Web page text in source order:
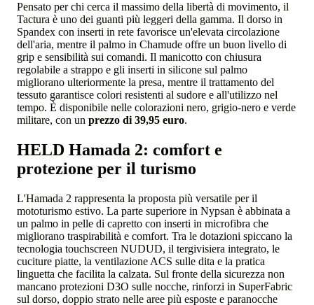
Pensato per chi cerca il massimo della libertà di movimento, il
Tactura è uno dei guanti più leggeri della gamma. Il dorso in
Spandex con inserti in rete favorisce un'elevata circolazione
dell'aria, mentre il palmo in Chamude offre un buon livello di
grip e sensibilità sui comandi. Il manicotto con chiusura
regolabile a strappo e gli inserti in silicone sul palmo
migliorano ulteriormente la presa, mentre il trattamento del
tessuto garantisce colori resistenti al sudore e all'utilizzo nel
tempo. È disponibile nelle colorazioni nero, grigio-nero e verde
militare, con un prezzo di 39,95 euro.
HELD Hamada 2: comfort e
protezione per il turismo
L'Hamada 2 rappresenta la proposta più versatile per il
mototurismo estivo. La parte superiore in Nypsan è abbinata a
un palmo in pelle di capretto con inserti in microfibra che
migliorano traspirabilità e comfort. Tra le dotazioni spiccano la
tecnologia touchscreen NUDUD, il tergivisiera integrato, le
cuciture piatte, la ventilazione ACS sulle dita e la pratica
linguetta che facilita la calzata. Sul fronte della sicurezza non
mancano protezioni D3O sulle nocche, rinforzi in SuperFabric
sul dorso, doppio strato nelle aree più esposte e paranocche